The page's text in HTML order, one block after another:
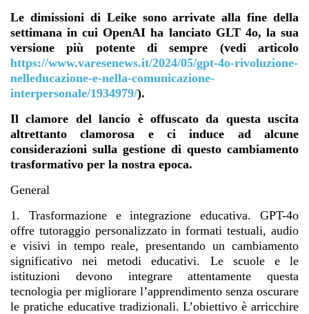
Le dimissioni di Leike sono arrivate alla fine della
settimana in cui OpenAI ha lanciato GLT 4o, la sua
versione più potente di sempre (vedi articolo
https://www.varesenews.it/2024/05/gpt-4o-rivoluzione-
nelleducazione-e-nella-comunicazione-
interpersonale/1934979/).
Il clamore del lancio è offuscato da questa uscita
altrettanto clamorosa e ci induce ad alcune
considerazioni sulla gestione di questo cambiamento
trasformativo per la nostra epoca.
General
1. Trasformazione e integrazione educativa. GPT-4o
offre tutoraggio personalizzato in formati testuali, audio
e visivi in tempo reale, presentando un cambiamento
significativo nei metodi educativi. Le scuole e le
istituzioni devono integrare attentamente questa
tecnologia per migliorare l’apprendimento senza oscurare
le pratiche educative tradizionali. L’obiettivo è arricchire